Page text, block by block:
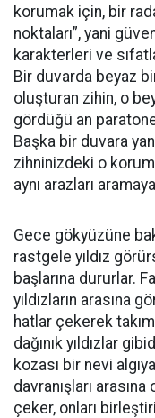
korumak için, bir
noktaları”, yani
karakterleri ve
Bir duvarda beyaz
oluşturan zihin, o
gördüğü an
Başka bir duvara
zihninizdeki o
aynı arazları
​Gece gökyüzüne
rastgele yıldız
başlarına dururlar.
yıldızların arasına
hatlar çekerek
dağınık yıldızlar
kozası bir nevi
davranışları
çeker, onları